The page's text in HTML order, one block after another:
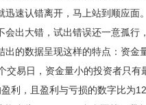
速认错离开，马上站到顺应面
出大错，试出错误还一意孤行
的数据呈现这样的特点：资金
交易日，资金量小的投资者只有
利，且盈利与亏损的数字比为